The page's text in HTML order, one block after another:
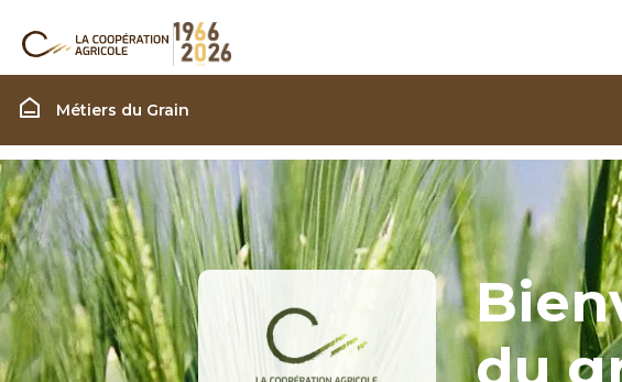
Filière Grain
Métiers du Grain
du